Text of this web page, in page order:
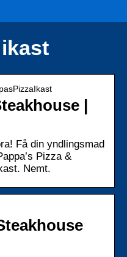
|
Få din yndlingsmad
Pizza &
Nemt.